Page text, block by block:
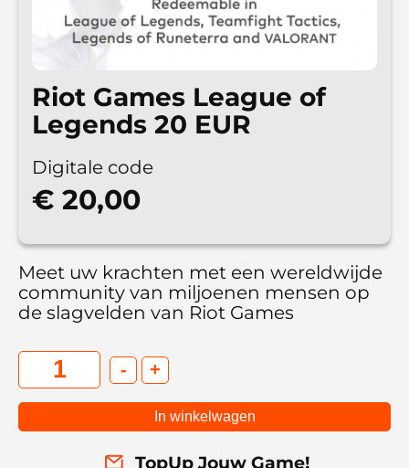
Riot Games League of
Legends 20 EUR
Digitale code
€ 20,00
Meet uw krachten met een wereldwijde
community van miljoenen mensen op
de slagvelden van Riot Games
- +
In winkelwagen
TopUp Jouw Game!